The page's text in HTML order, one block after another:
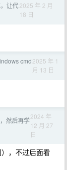
让代2025 年 2 月
18 日
cmd2025 年 1
月 13 日
然后再学2024 年
12 月 27
日
，不过后面看